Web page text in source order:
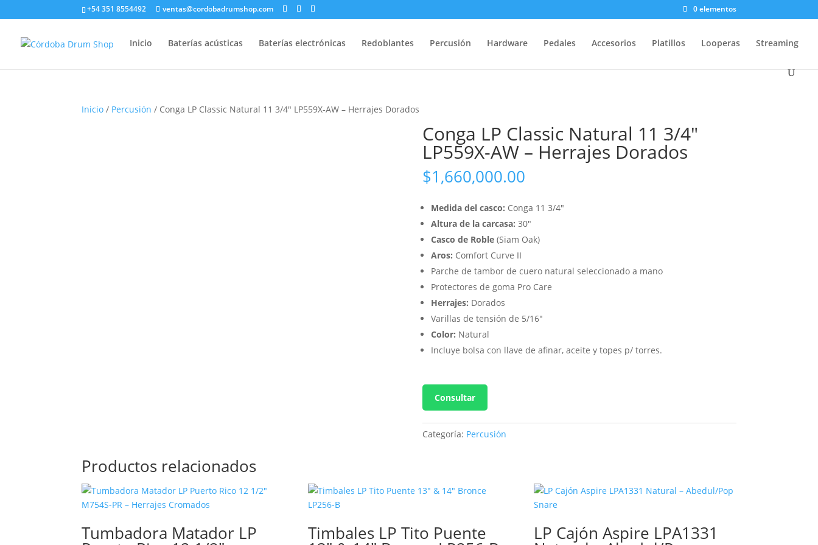
+54 351 8554492 ventas@cordobadrumshop.com 0 elementos
Inicio Baterías acústicas Baterías electrónicas Redoblantes Percusión Hardware Pedales Accesorios Platillos Looperas Streaming
Inicio / Percusión / Conga LP Classic Natural 11 3/4″ LP559X-AW – Herrajes Dorados
Conga LP Classic Natural 11 3/4″
LP559X-AW – Herrajes Dorados
$1,660,000.00
Medida del casco: Conga 11 3/4″
Altura de la carcasa: 30″
Casco de Roble(Siam Oak)
Aros: Comfort Curve II
Parche de tambor de cuero natural seleccionado a mano
Protectores de goma Pro Care
Herrajes: Dorados
Varillas de tensión de 5/16″
Color: Natural
Incluye bolsa con llave de afinar, aceite y topes p/ torres.
Consultar
Categoría: Percusión
Productos relacionados
Tumbadora Matador LP Timbales LP Tito Puente LP Cajón Aspire LPA1331